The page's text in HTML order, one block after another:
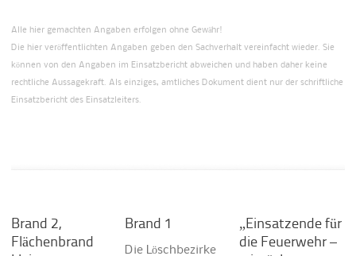
Alle hier gemachten Angaben erfolgen ohne Gewähr!
Die hier veröffentlichten Angaben geben den Sachverhalt vereinfacht wieder. Sie
können von den Angaben im Einsatzbericht abweichen und haben daher keine
rechtliche Aussagekraft. Als einziges, amtliches Dokument dient nur der schriftliche
Einsatzbericht des Einsatzleiters.
Brand 2,
Flächenbrand
Brand 1
Die Löschbezirke
„Einsatzende für
die Feuerwehr –